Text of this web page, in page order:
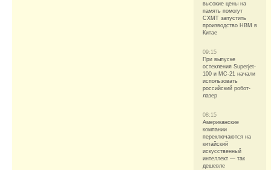
высокие цены на
память помогут
CXMT запустить
производство HBM в
Китае
09:15
При выпуске
остекления Superjet-
100 и МС-21 начали
использовать
российский робот-
лазер
08:15
Американские
компании
переключаются на
китайский
искусственный
интеллект — так
дешевле